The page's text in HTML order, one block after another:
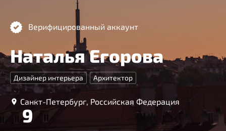
Верифицированный аккаунт
Наталья Егорова
Дизайнер интерьера Архитектор
Санкт-Петербург, Российская Федерация
9